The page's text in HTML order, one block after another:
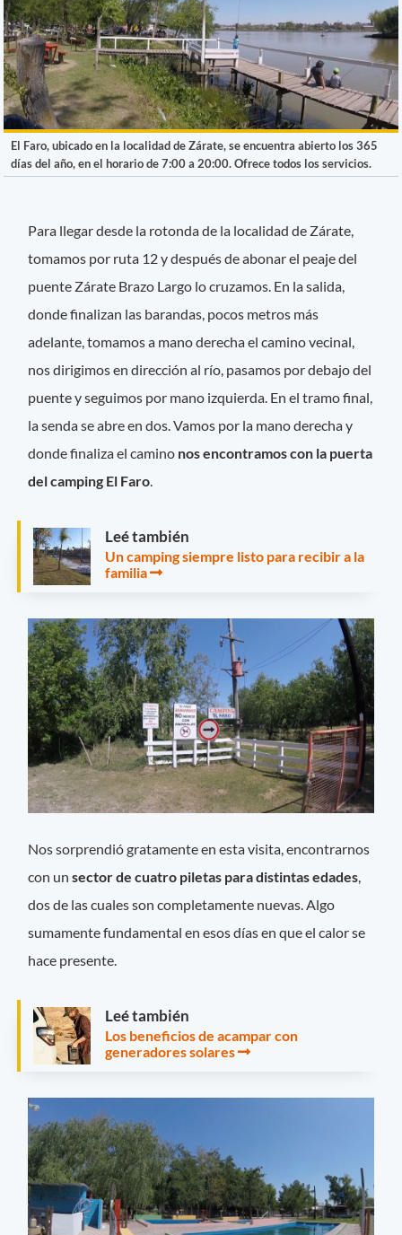
El Faro, ubicado en la localidad de Zárate, se encuentra abierto los 365
días del año, en el horario de 7:00 a 20:00. Ofrece todos los servicios.
Para llegar desde la rotonda de la localidad de Zárate,
tomamos por ruta 12 y después de abonar el peaje del
puente Zárate Brazo Largo lo cruzamos. En la salida,
donde finalizan las barandas, pocos metros más
adelante, tomamos a mano derecha el camino vecinal,
nos dirigimos en dirección al río, pasamos por debajo del
puente y seguimos por mano izquierda. En el tramo final,
la senda se abre en dos. Vamos por la mano derecha y
donde finaliza el camino nos encontramos con la puerta
del camping El Faro
Leé también
Un camping siempre listo para recibir a la
familia
Nos sorprendió gratamente en esta visita, encontrarnos
con unsector de cuatro piletas para distintas edades,
dos de las cuales son completamente nuevas. Algo
sumamente fundamental en esos días en que el calor se
hace presente.
Leé también
Los beneficios de acampar con
generadores solares